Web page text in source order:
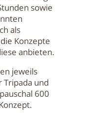
sowie
als
Konzepte
anbieten.
jeweils
Tripada und
600